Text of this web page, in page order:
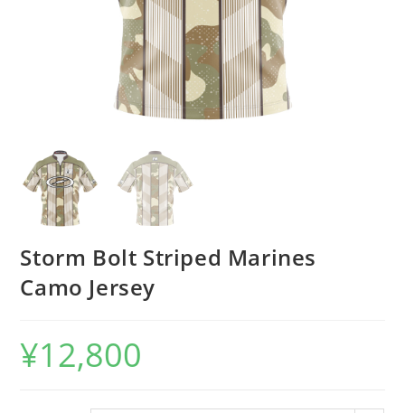
Storm Bolt Striped Marines
Camo Jersey
¥12,800